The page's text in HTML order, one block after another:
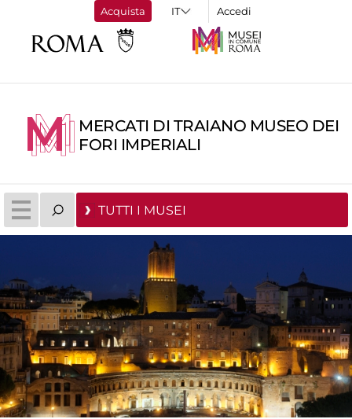
Acquista Accedi
MERCATI DI TRAIANO MUSEO DEI
FORI IMPERIALI
TUTTI I MUSEI